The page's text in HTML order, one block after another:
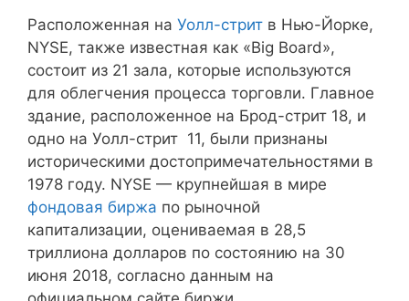
Расположенная на Уолл-стрит в Нью-Йорке,
NYSE, также известная как «Big Board»,
состоит из 21 зала, которые используются
для облегчения процесса торговли. Главное
здание, расположенное на Брод-стрит 18, и
одно на Уолл-стрит 11, были признаны
историческими достопримечательностями в
1978 году. NYSE — крупнейшая в мире
фондовая биржа по рыночной
капитализации, оцениваемая в 28,5
триллиона долларов по состоянию на 30
июня 2018, согласно данным на